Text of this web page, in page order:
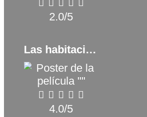
2.0/5
Las habitaciones rojas (2023)
4.0/5